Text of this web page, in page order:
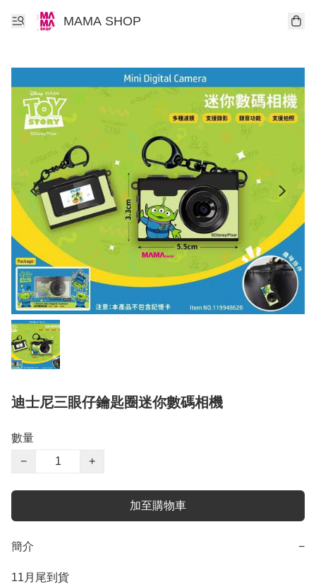
MAMA SHOP
迪士尼三眼仔鑰匙圈迷你數碼相機
數量
−
+
加至購物車
簡介 −
11月尾到貨